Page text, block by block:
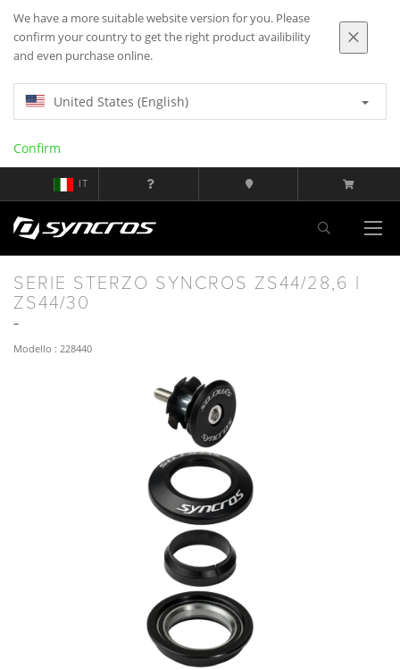
We have a more suitable website version for you. Please
confirm your country to get the right product availibility
and even purchase online.
United States (English)
Confirm
IT
SERIE STERZO SYNCROS ZS44/28,6 |
ZS44/30
Modello : 228440